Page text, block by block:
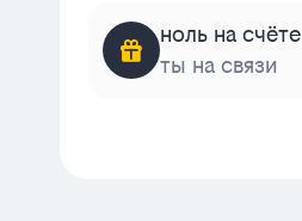
ноль на счёте
ты на связи